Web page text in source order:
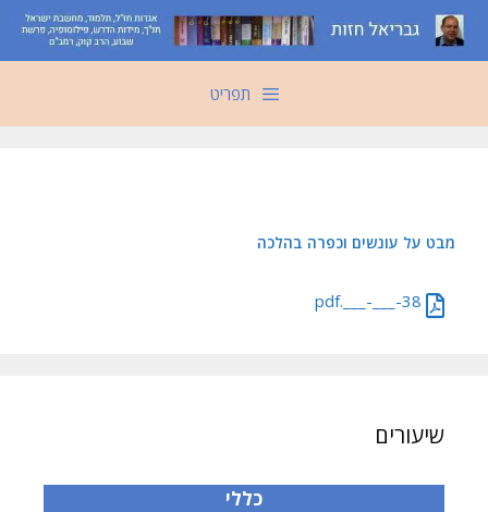
לדלג
לתוכן
תפריט
מבט על עונשים וכפרה בהלכה
38-___-___.pdf
שיעורים
כללי